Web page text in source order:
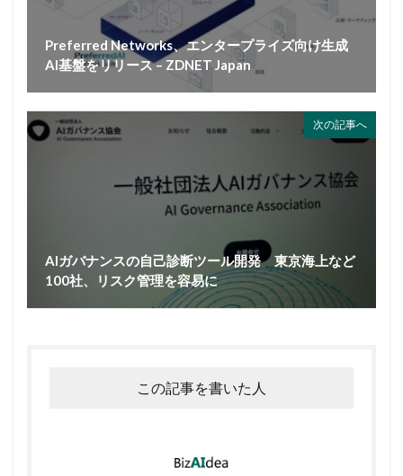
Preferred Networks、エンタープライズ向け生成
AI基盤をリリース – ZDNET Japan
次の記事へ
AIガバナンスの自己診断ツール開発 東京海上など
100社、リスク管理を容易に
この記事を書いた人